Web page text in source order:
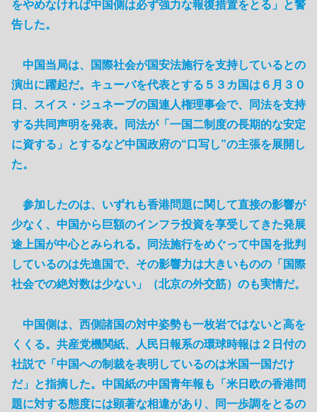
をやめなければ中国側は必ず強力な報復措置をとる」と警
告した。
中国当局は、国際社会が国安法施行を支持しているとの
演出に躍起だ。キューバを代表とする５３カ国は６月３０
日、スイス・ジュネーブの国連人権理事会で、同法を支持
する共同声明を発表。同法が「一国二制度の長期的な安定
に資する」とするなど中国政府の“口写し”の主張を展開し
た。
参加したのは、いずれも香港問題に関して直接の影響が
少なく、中国から巨額のインフラ投資を享受してきた発展
途上国が中心とみられる。同法施行をめぐって中国を批判
しているのは先進国で、その影響力は大きいものの「国際
社会での絶対数は少ない」（北京の外交筋）のも実情だ。
中国側は、西側諸国の対中姿勢も一枚岩ではないと高を
くくる。共産党機関紙、人民日報系の環球時報は２日付の
社説で「中国への制裁を表明しているのは米国一国だけ
だ」と指摘した。中国紙の中国青年報も「米日欧の香港問
題に対する態度には顕著な相違があり、同一歩調をとるの